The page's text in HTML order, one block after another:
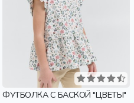
ФУТБОЛКА С БАСКОЙ "ЦВЕТЫ"